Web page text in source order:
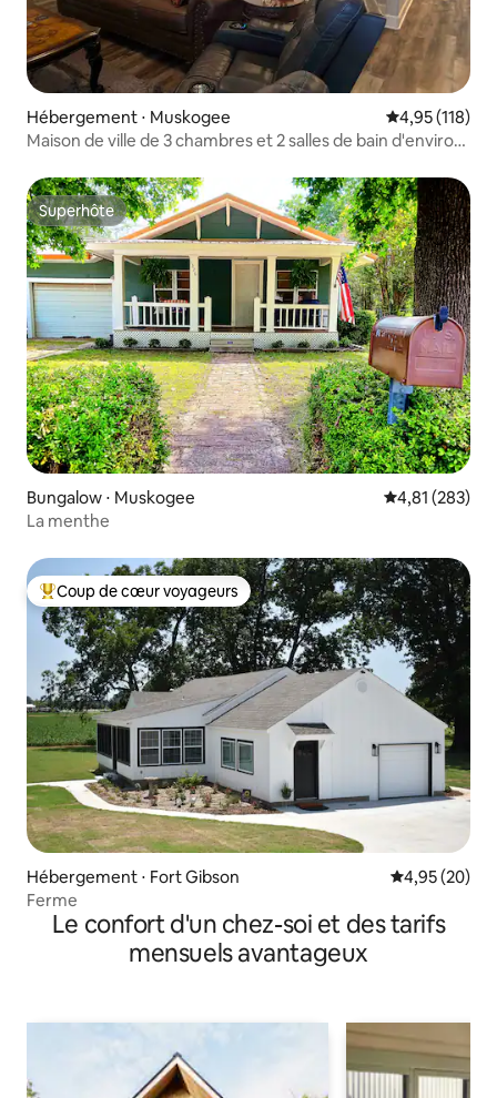
Hébergement ⋅ Muskogee Évaluation
4,95 (118)
Maison de ville de 3 chambres et 2 salles de bain d'environ
Superhôte
Superhôte
Bungalow ⋅ Muskogee Évaluation
4,81 (283)
La menthe
Coups de cœur voyageurs les plus appréciés
Coup de cœur voyageurs
Hébergement ⋅ Fort Gibson Évaluation
4,95 (20)
Ferme
Le confort d'un chez-soi et des tarifs
mensuels avantageux